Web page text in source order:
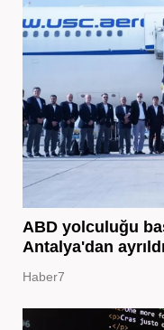
ABD yolculuğu
Antalya'dan ayrıldı
Haber7